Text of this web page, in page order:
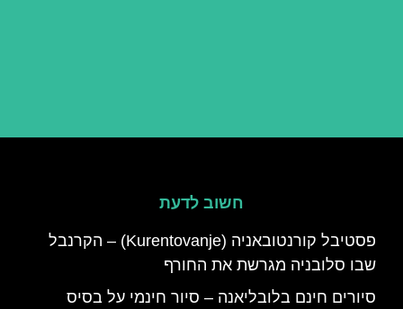
חשוב לדעת
פסטיבל קורנטובאניה (Kurentovanje) – הקרנבל
שבו סלובניה מגרשת את החורף
סיורים חינם בלובליאנה – סיור חינמי על בסיס